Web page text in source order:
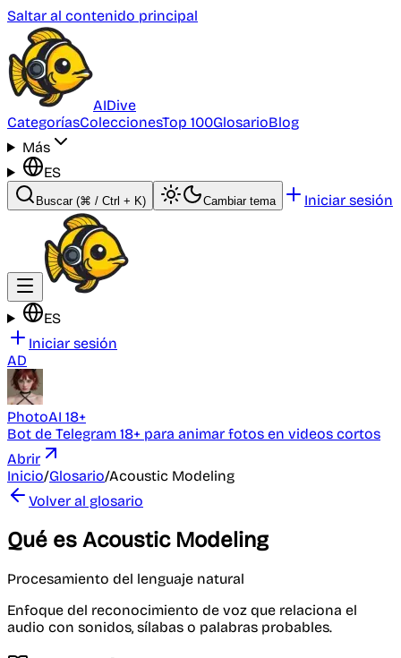
Saltar al contenido principal
AIDive
CategoríasColeccionesTop 100GlosarioBlog
Más
ES
Buscar (⌘ / Ctrl + K) Cambiar tema Iniciar sesión
ES
Iniciar sesión
AD
PhotoAI 18+
Bot de Telegram 18+ para animar fotos en videos cortos
Abrir
Inicio/Glosario/Acoustic Modeling
Volver al glosario
Qué es Acoustic Modeling
Procesamiento del lenguaje natural
Enfoque del reconocimiento de voz que relaciona el
audio con sonidos, sílabas o palabras probables.